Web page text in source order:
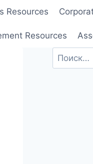
Resources
Resources
Найти: